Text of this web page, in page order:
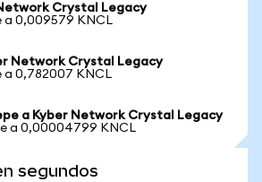
Network Crystal Legacy
a 0,009579 KNCL
Network Crystal Legacy
a 0,782007 KNCL
a Kyber Network Crystal Legacy
a 0,00004799 KNCL
segundos